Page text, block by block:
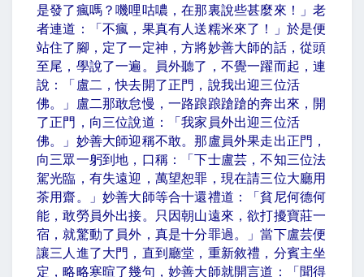
是發了瘋嗎？嘰哩咕噥，在那裏說些甚麼來！」老
者連道：「不瘋，果真有人送糯米來了！」於是便
站住了腳，定了一定神，方將妙善大師的話，從頭
至尾，學說了一遍。員外聽了，不覺一躍而起，連
說：「盧二，快去開了正門，說我出迎三位活
佛。」盧二那敢怠慢，一路踉踉蹌蹌的奔出來，開
了正門，向三位說道：「我家員外出迎三位活
佛。」妙善大師迎稱不敢。那盧員外果走出正門，
向三眾一躬到地，口稱：「下士盧芸，不知三位法
駕光臨，有失遠迎，萬望恕罪，現在請三位大廳用
茶用齋。」妙善大師等合十還禮道：「貧尼何德何
能，敢勞員外出接。只因朝山遠來，欲打擾寶莊一
宿，就驚動了員外，真是十分罪過。」當下盧芸便
讓三人進了大門，直到廳堂，重新敘禮，分賓主坐
定，略略寒暄了幾句，妙善大師就開言道：「聞得